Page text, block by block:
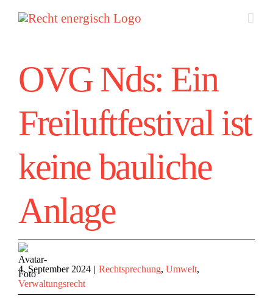
Zum
Inhalt
OVG Nds: Ein
Freiluftfestival ist
keine bauliche
Anlage
4. September 2024 | Rechtsprechung, Umwelt,
Verwaltungsrecht